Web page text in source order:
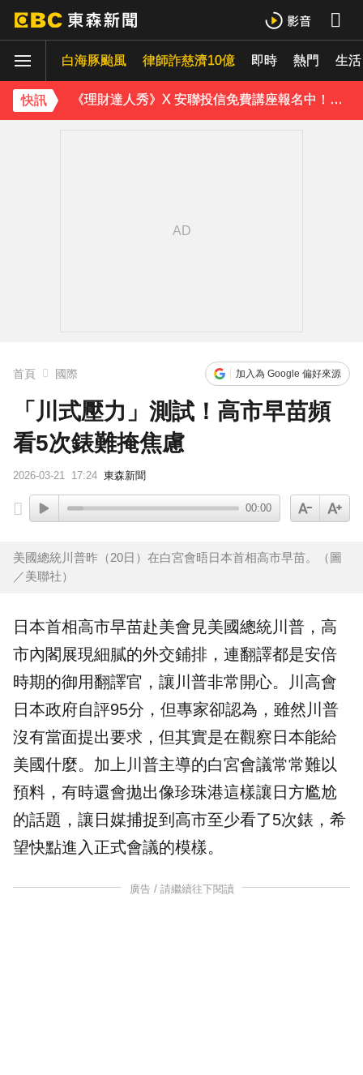
白海豚颱風 律師詐慈濟10億 即時 熱門 生活
快訊
五角大廈再公開UFO檔案 飛官阿富汗驚見「巨大三角形」
《理財達人秀》X 安聯投信免費講座報名中！搶先卡位 2027
下載東森App，隨時掌握天下大小事！
首頁 國際 加入為 Google 偏好來源
「川式壓力」測試！高市早苗頻
看5次錶難掩焦慮
2026-03-21 17:24 東森新聞
00:00
美國總統川普昨（20日）在白宮會晤日本首相高市早苗。（圖
／美聯社）
日本首相高市早苗赴美會見美國總統川普 ，高
市內閣展現細膩的外交鋪排，連翻譯都是安倍
時期的御用翻譯官 ，讓川普非常開心。
川高會
日本政府自評95分，但專家卻認為，雖然川普
沒有當面提出要求，但其實是在觀察日本能給
美國什麼。加上川普主導的白宮會議常常難以
預料，有時還會拋出像珍珠港這樣讓日方尷尬
的話題，讓日媒捕捉到高市至少看了5次錶，希
望快點進入正式會議的模樣。
廣告 / 請繼續往下閱讀